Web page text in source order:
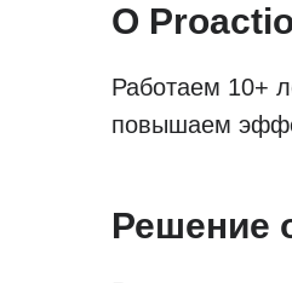
О
Работаем 10+
повышаем
Решение